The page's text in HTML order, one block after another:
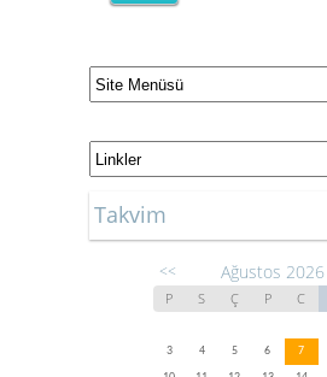
Takvim
<< Ağustos 2026
P S Ç P C
3
4 5 6 7